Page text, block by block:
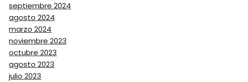
septiembre 2024
agosto 2024
marzo 2024
noviembre 2023
octubre 2023
agosto 2023
julio 2023